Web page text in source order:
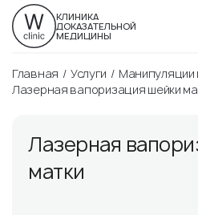
КЛИНИКА
ДОКАЗАТЕЛЬНОЙ
МЕДИЦИНЫ
Главная Услуги
Манипуляции
Лазерная вапоризация шейки
Лазерная
матки